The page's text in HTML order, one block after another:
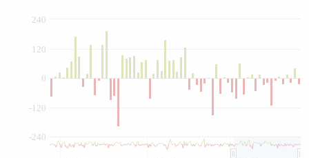
0
-240
-120
120
240